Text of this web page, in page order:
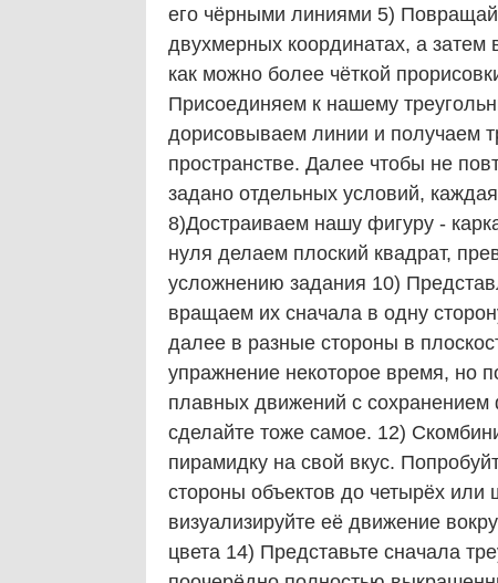
его чёрными линиями 5)
двухмерных координатах, а
как можно более чёткой
Присоединяем к нашему
дорисовываем линии и получаем
пространстве. Далее чтобы не
задано отдельных условий,
8)Достраиваем нашу фигуру -
нуля делаем плоский квадрат,
усложнению задания 10)
вращаем их сначала в одну
далее в разные стороны в
упражнение некоторое время, но
плавных движений с
сделайте тоже самое. 12)
пирамидку на свой вкус.
стороны объектов до четырёх
визуализируйте её движение
цвета 14) Представьте сначала